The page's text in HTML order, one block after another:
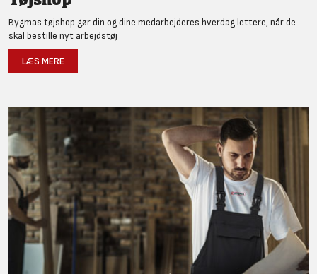
Bygmas tøjshop gør din og dine medarbejderes hverdag lettere, når de
skal bestille nyt arbejdstøj
LÆS MERE